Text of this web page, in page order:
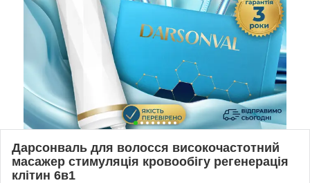
Дарсонваль для волосся високочастотний
масажер стимуляція кровообігу регенерація
клітин 6в1